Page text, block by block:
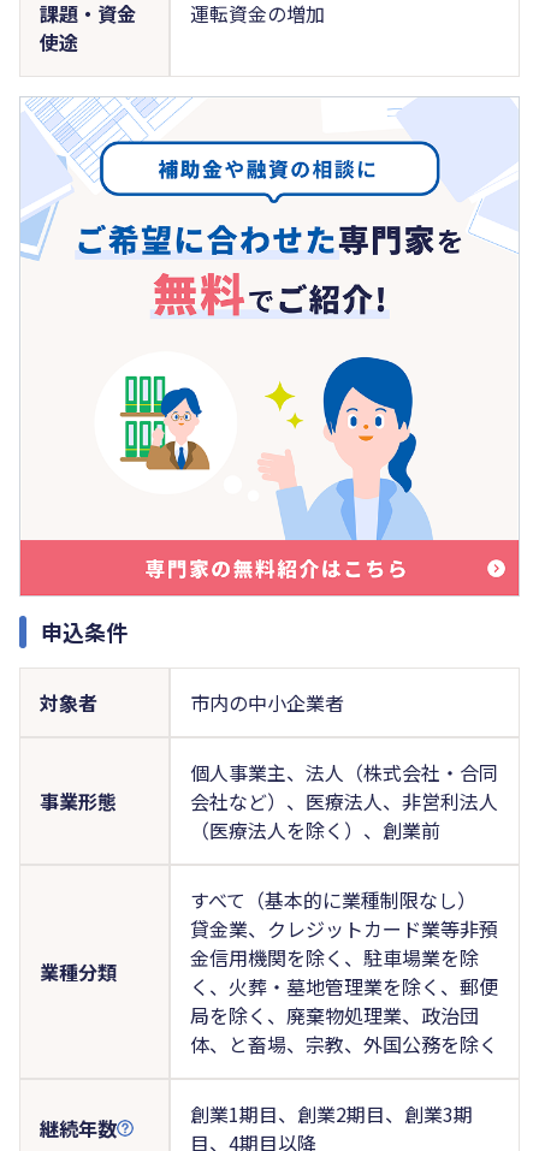
課題・資金
使途
運転資金の増加
申込条件
対象者 市内の中小企業者
事業形態
個人事業主、法人（株式会社・合同
会社など）、医療法人、非営利法人
（医療法人を除く）、創業前
業種分類
すべて（基本的に業種制限なし）
貸金業、クレジットカード業等非預
金信用機関を除く、駐車場業を除
く、火葬・墓地管理業を除く、郵便
局を除く、廃棄物処理業、政治団
体、と畜場、宗教、外国公務を除く
継続年数
創業1期目、創業2期目、創業3期
目、4期目以降